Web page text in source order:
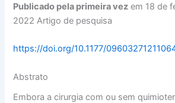
Publicado pela primeira vez em 18 de
2022 Artigo de pesquisa
https://doi.org/10.1177/
Abstrato
Embora a cirurgia com ou sem